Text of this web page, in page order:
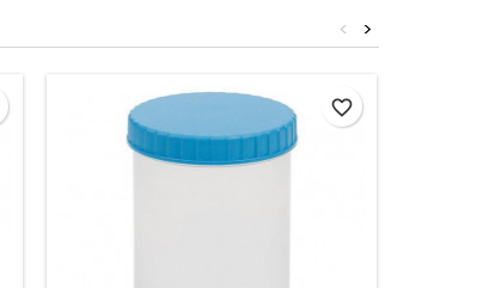
>
<
favorite_border